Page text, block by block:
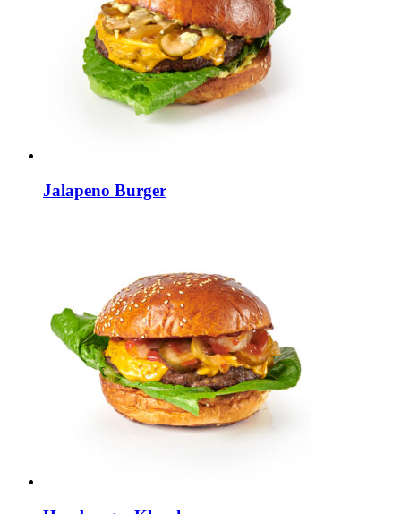
Jalapeno Burger